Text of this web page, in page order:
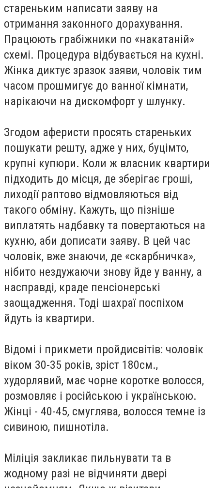
стареньким написати заяву на
отримання законного дорахування.
Працюють грабіжники по «накатаній»
схемі. Процедура відбувається на кухні.
Жінка диктує зразок заяви, чоловік тим
часом прошмигує до ванної кімнати,
нарікаючи на дискомфорт у шлунку.
Згодом аферисти просять стареньких
пошукати решту, адже у них, буцімто,
крупні купюри. Коли ж власник квартири
підходить до місця, де зберігає гроші,
лиходії раптово відмовляються від
такого обміну. Кажуть, що пізніше
виплатять надбавку та повертаються на
кухню, аби дописати заяву. В цей час
чоловік, вже знаючи, де «скарбничка»,
нібито нездужаючи знову йде у ванну, а
насправді, краде пенсіонерські
заощадження. Тоді шахраї поспіхом
йдуть із квартири.
Відомі і прикмети пройдисвітів: чоловік
віком 30-35 років, зріст 180см.,
худорлявий, має чорне коротке волосся,
розмовляє і російською і українською.
Жінці - 40-45, смуглява, волосся темне із
сивиною, пишнотіла.
Міліція закликає пильнувати та в
жодному разі не відчиняти двері